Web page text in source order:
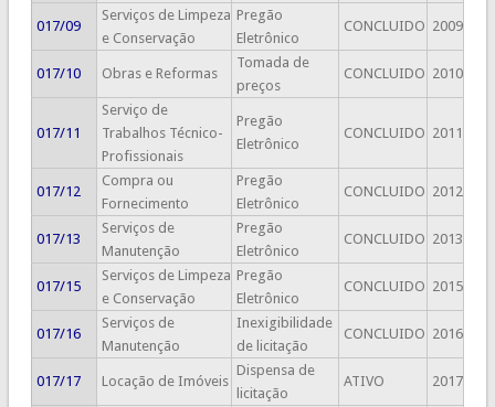
017/09
Serviços de Limpeza
e Conservação
Pregão
Eletrônico
CONCLUIDO 2009
017/10 Obras e Reformas
Tomada de
preços
CONCLUIDO 2010
017/11
Serviço de
Trabalhos Técnico-
Profissionais
Pregão
Eletrônico
CONCLUIDO 2011
017/12
Compra ou
Fornecimento
Pregão
Eletrônico
CONCLUIDO 2012
017/13
Serviços de
Manutenção
Pregão
Eletrônico
CONCLUIDO 2013
017/15
Serviços de Limpeza
e Conservação
Pregão
Eletrônico
CONCLUIDO 2015
017/16
Serviços de
Manutenção
Inexigibilidade
de licitação
CONCLUIDO 2016
017/17 Locação de Imóveis
Dispensa de
licitação
ATIVO 2017